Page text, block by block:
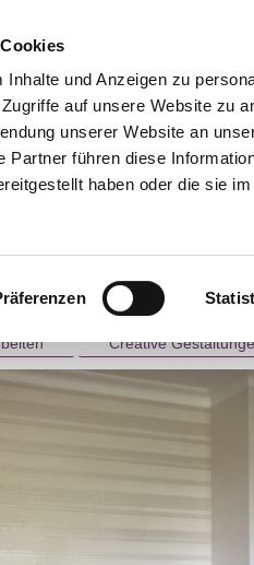
und Anzeigen zu
auf unsere Website zu
unserer Website an
Partner führen diese
haben oder die sie
Kontakt
Creative